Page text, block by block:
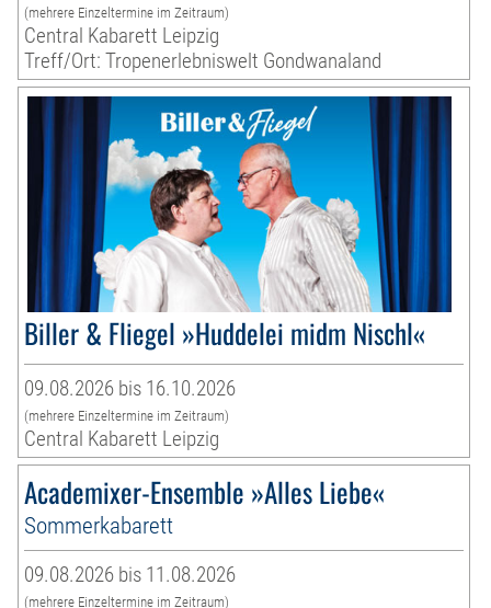
(mehrere Einzeltermine im Zeitraum)
Central Kabarett Leipzig
Treff/Ort: Tropenerlebniswelt Gondwanaland
Biller & Fliegel »Huddelei midm Nischl«
09.08.2026 bis 16.10.2026
(mehrere Einzeltermine im Zeitraum)
Central Kabarett Leipzig
Academixer-Ensemble »Alles Liebe«
Sommerkabarett
09.08.2026 bis 11.08.2026
(mehrere Einzeltermine im Zeitraum)